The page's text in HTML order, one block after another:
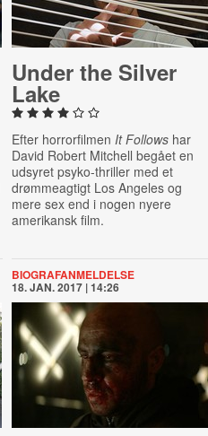
Under the Silver
Lake
Efter horrorfilmen It Followshar
David Robert Mitchell begået en
udsyret psyko-thriller med et
drømmeagtigt Los Angeles og
mere sex end i nogen nyere
amerikansk film.
BIOGRAFANMELDELSE
18. JAN. 2017 | 14:26